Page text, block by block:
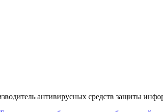
антивирусных средств защиты